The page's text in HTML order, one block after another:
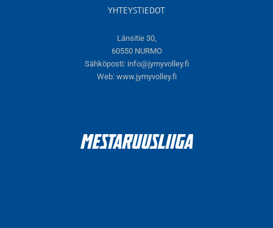
YHTEYSTIEDOT
Länsitie 30,
60550 NURMO
Sähköposti: info@jymyvolley.fi
Web: www.jymyvolley.fi